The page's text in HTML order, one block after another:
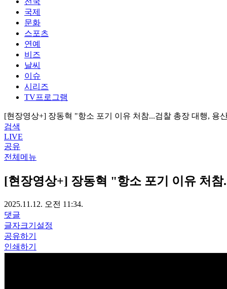
국제
문화
스포츠
연예
비즈
날씨
이슈
시리즈
TV프로그램
[현장영상+] 장동혁 "항소 포기 이유 처참...검찰 총장 대행, 용
검색
LIVE
공유
전체메뉴
[현장영상+] 장동혁 "항소 포기 이유 처
2025.11.12. 오전 11:34.
댓글
글자크기설정
공유하기
인쇄하기